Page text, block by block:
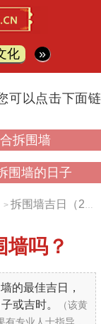
化
»
可以点击下面链
拆围墙
围墙的日子
> 拆围墙吉日（20250812）
墙吗？
的最佳吉日，
或吉时。
（该黄
专业人士指导，